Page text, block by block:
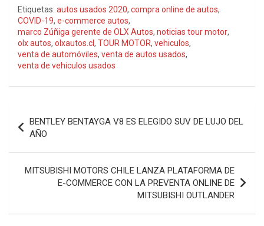
Etiquetas: autos usados 2020, compra online de autos,
COVID-19, e-commerce autos,
marco Zúñiga gerente de OLX Autos, noticias tour motor,
olx autos, olxautos.cl, TOUR MOTOR, vehiculos,
venta de automóviles, venta de autos usados,
venta de vehiculos usados
de
entradas
BENTLEY BENTAYGA V8 ES ELEGIDO SUV DE LUJO DEL
AÑO
MITSUBISHI MOTORS CHILE LANZA PLATAFORMA DE
E-COMMERCE CON LA PREVENTA ONLINE DE
MITSUBISHI OUTLANDER